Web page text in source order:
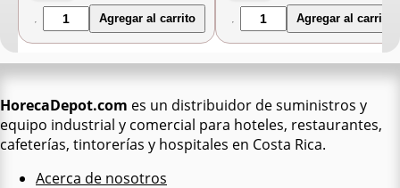
Agregar al carrito Agregar al carrito
HorecaDepot.com es un distribuidor de suministros y
equipo industrial y comercial para hoteles, restaurantes,
cafeterías, tintorerías y hospitales en Costa Rica.
Acerca de nosotros